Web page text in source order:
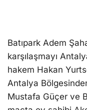
Batıpark Adem
karşılaşmayı
hakem Hakan
Antalya
Mustafa Güçer ve